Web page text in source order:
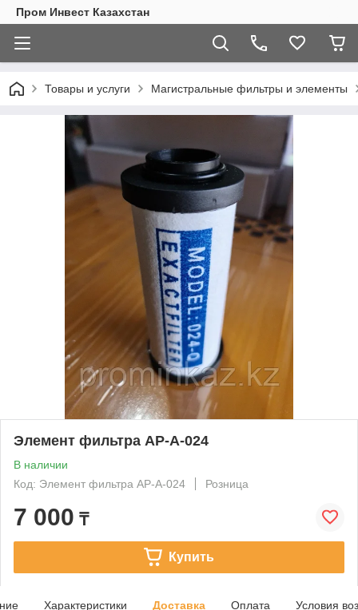
Пром Инвест Казахстан
Товары и услуги Магистральные фильтры и элементы
Элемент фильтра AP-A-024
В наличии
Код: Элемент фильтра AP-A-024
Розница
7 000 ₸
Купить
Характеристики Доставка Оплата Условия